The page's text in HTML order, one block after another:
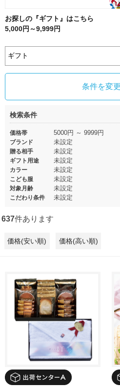
お探しの『ギフト』はこちら
5,000円～9,999円
条件を変
検索条件
価格帯 5000円 ～ 9999円
ブランド 未設定
贈る相手 未設定
ギフト用途 未設定
カラー 未設定
こども服 未設定
対象月齢 未設定
こだわり条件 未設定
637件あります
価格(安い順) 価格(高い順)